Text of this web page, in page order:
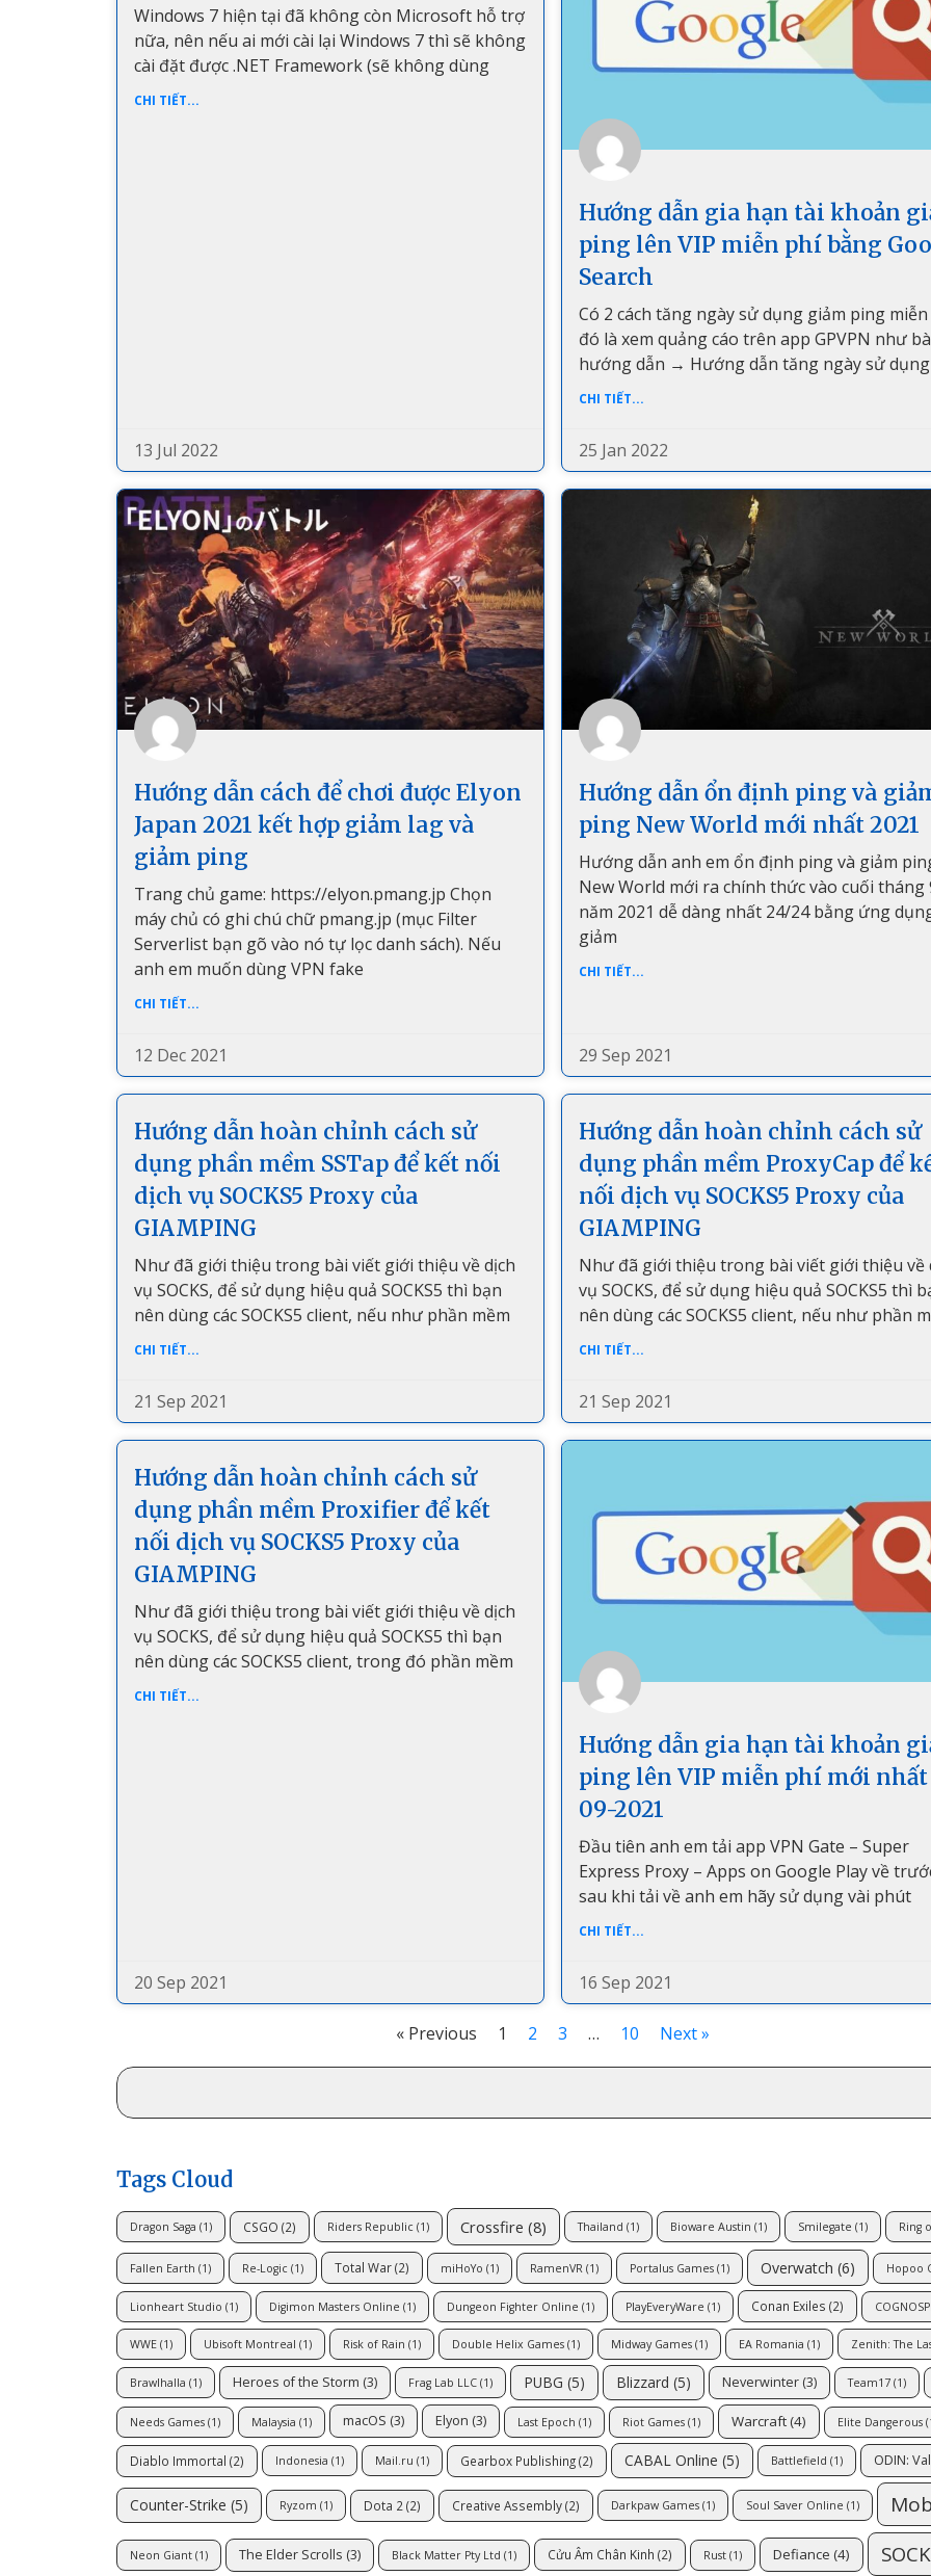
Windows 7 hiện tại đã không còn Microsoft hỗ trợ
nữa, nên nếu ai mới cài lại Windows 7 thì sẽ không
cài đặt được .NET Framework (sẽ không dùng
CHI TIẾT...
13 Jul 2022
Hướng dẫn gia hạn tài khoản
ping lên VIP miễn phí bằng
Search
Có 2 cách tăng ngày sử dụng giảm ping
đó là xem quảng cáo trên app GPVPN như
hướng dẫn → Hướng dẫn tăng ngày sử dụng
CHI TIẾT...
25 Jan 2022
Hướng dẫn cách để chơi được Elyon
Japan 2021 kết hợp giảm lag và
giảm ping
Trang chủ game: https://elyon.pmang.jp Chọn
máy chủ có ghi chú chữ pmang.jp (mục Filter
Serverlist bạn gõ vào nó tự lọc danh sách). Nếu
anh em muốn dùng VPN fake
CHI TIẾT...
12 Dec 2021
Hướng dẫn ổn định ping và
ping New World mới nhất 2021
Hướng dẫn anh em ổn định ping và giảm
New World mới ra chính thức vào cuối tháng
năm 2021 dễ dàng nhất 24/24 bằng ứng
giảm
CHI TIẾT...
29 Sep 2021
Hướng dẫn hoàn chỉnh cách sử
dụng phần mềm SSTap để kết nối
dịch vụ SOCKS5 Proxy của
GIAMPING
Như đã giới thiệu trong bài viết giới thiệu về dịch
vụ SOCKS, để sử dụng hiệu quả SOCKS5 thì bạn
nên dùng các SOCKS5 client, nếu như phần mềm
CHI TIẾT...
21 Sep 2021
Hướng dẫn hoàn chỉnh cách sử
dụng phần mềm ProxyCap để
nối dịch vụ SOCKS5 Proxy của
GIAMPING
Như đã giới thiệu trong bài viết giới thiệu về
vụ SOCKS, để sử dụng hiệu quả SOCKS5 thì
nên dùng các SOCKS5 client, nếu như phần
CHI TIẾT...
21 Sep 2021
Hướng dẫn hoàn chỉnh cách sử
dụng phần mềm Proxifier để kết
nối dịch vụ SOCKS5 Proxy của
GIAMPING
Như đã giới thiệu trong bài viết giới thiệu về dịch
vụ SOCKS, để sử dụng hiệu quả SOCKS5 thì bạn
nên dùng các SOCKS5 client, trong đó phần mềm
CHI TIẾT...
20 Sep 2021
Hướng dẫn gia hạn tài khoản
ping lên VIP miễn phí mới nhất
09-2021
Đầu tiên anh em tải app VPN Gate – Super
Express Proxy – Apps on Google Play về
sau khi tải về anh em hãy sử dụng vài phút
CHI TIẾT...
16 Sep 2021
« Previous 1 2 3 … 10 Next »
Tags Cloud
Dragon Saga (1) CSGO (2) Riders Republic (1) Crossfire (8) Thailand (1) Bioware Austin (1) Smilegate (1) Ring
Fallen Earth (1) Re-Logic (1) Total War(2) miHoYo (1) RamenVR (1) Portalus Games (1) Overwatch (6) Hopoo
Lionheart Studio (1) Digimon Masters Online (1) Dungeon Fighter Online (1) PlayEveryWare (1) Conan Exiles (2)
WWE (1) Ubisoft Montreal (1) Risk of Rain (1) Double Helix Games (1) Midway Games (1) EA Romania (1) Zenith: The
Brawlhalla (1) Heroes of the Storm (3) Frag Lab LLC (1) PUBG (5) Blizzard (5) Neverwinter (3) Team17 (1)
Needs Games (1) Malaysia (1) macOS (3) Elyon (3) Last Epoch (1) Riot Games (1) Warcraft (4) Elite Dangerous
Diablo Immortal (2) Indonesia (1) Mail.ru (1) Gearbox Publishing(2) CABAL Online (5) Battlefield (1) ODIN:
Counter-Strike (5) Ryzom (1) Dota 2 (2) Creative Assembly(2) Darkpaw Games (1) Soul Saver Online (1)
Neon Giant (1) The Elder Scrolls (3) Black Matter Pty Ltd (1) Cửu Âm Chân Kinh (2) Rust (1) Defiance (4)